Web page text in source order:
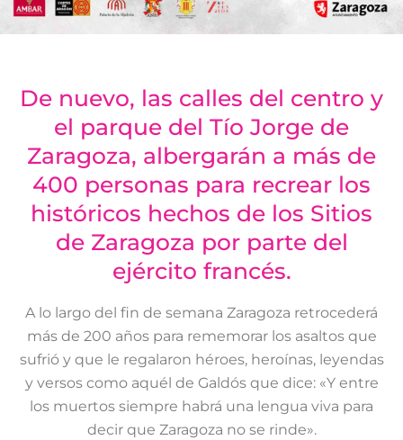
De nuevo, las calles del centro y
el parque del Tío Jorge de
Zaragoza, albergarán a más de
400 personas para recrear los
históricos hechos de los Sitios
de Zaragoza por parte del
ejército francés.
A lo largo del fin de semana Zaragoza retrocederá
más de 200 años para rememorar los asaltos que
sufrió y que le regalaron héroes, heroínas, leyendas
y versos como aquél de Galdós que dice: «Y entre
los muertos siempre habrá una lengua viva para
decir que Zaragoza no se rinde».